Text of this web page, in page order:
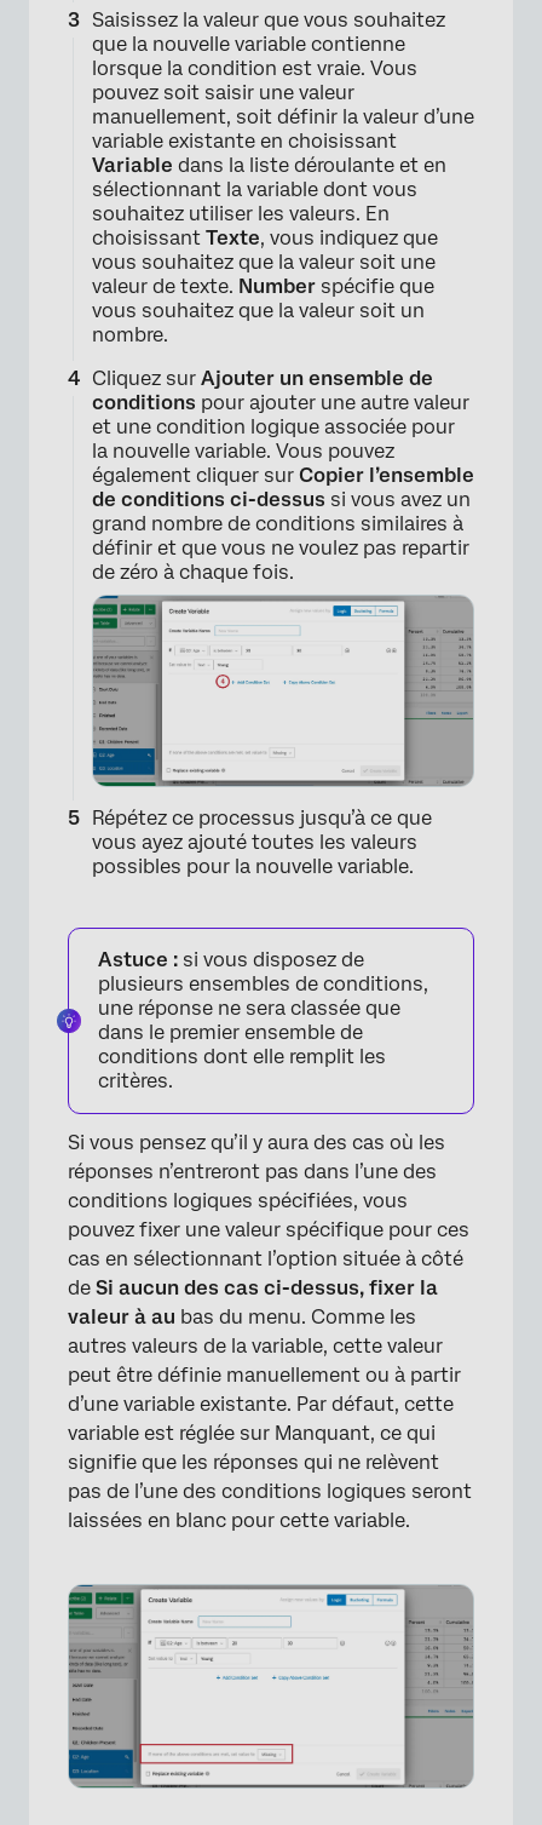
×
Saisissez la valeur que vous souhaitez
que la nouvelle variable contienne
lorsque la condition est vraie. Vous
pouvez soit saisir une valeur
manuellement, soit définir la valeur d’une
variable existante en choisissant
Variable dans la liste déroulante et en
sélectionnant la variable dont vous
souhaitez utiliser les valeurs. En
choisissant Texte, vous indiquez que
vous souhaitez que la valeur soit une
valeur de texte. Number spécifie que
vous souhaitez que la valeur soit un
nombre.
Cliquez sur Ajouter un ensemble de
conditions pour ajouter une autre valeur
et une condition logique associée pour
la nouvelle variable. Vous pouvez
également cliquer sur Copier l’ensemble
de conditions ci-dessus si vous avez un
grand nombre de conditions similaires à
définir et que vous ne voulez pas repartir
de zéro à chaque fois.
×
Répétez ce processus jusqu’à ce que
vous ayez ajouté toutes les valeurs
possibles pour la nouvelle variable.
Astuce : si vous disposez de
plusieurs ensembles de conditions,
une réponse ne sera classée que
dans le premier ensemble de
conditions dont elle remplit les
critères.
Si vous pensez qu’il y aura des cas où les
réponses n’entreront pas dans l’une des
conditions logiques spécifiées, vous
pouvez fixer une valeur spécifique pour ces
cas en sélectionnant l’option située à côté
de Si aucun des cas ci-dessus, fixer la
valeur à au bas du menu. Comme les
autres valeurs de la variable, cette valeur
peut être définie manuellement ou à partir
d’une variable existante. Par défaut, cette
variable est réglée sur Manquant, ce qui
signifie que les réponses qui ne relèvent
pas de l’une des conditions logiques seront
laissées en blanc pour cette variable.